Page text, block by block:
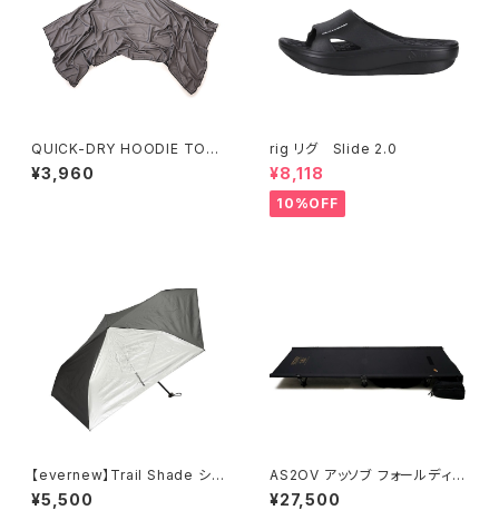
QUICK-DRY HOODIE TOWE
L BIG UV / クイックドライフー
ディータオル ビッグ UV
¥3,960
rig リグ Slide 2.0
¥8,118
10%OFF
【evernew】Trail Shade シル
バー
¥5,500
AS2OV アッソブ フォールディン
グコット2way
¥27,500